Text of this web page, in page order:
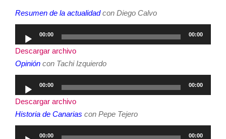
Resumen de la actualidadcon Diego Calvo
de
audio
00:00 00:00
Descargar archivo
Opinión con Tachi Izquierdo
de
audio
00:00 00:00
Descargar archivo
Historia de Canarias con Pepe Tejero
00:00 00:00